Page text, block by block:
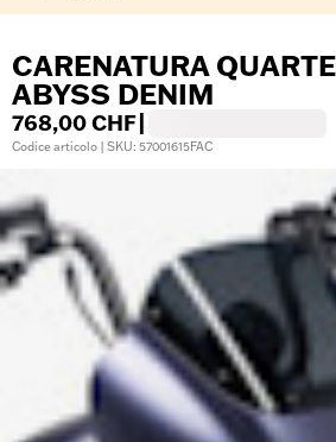
CARENATURA
ABYSS DENIM
768,00 CHF
Codice articolo | SKU: 57001615FAC